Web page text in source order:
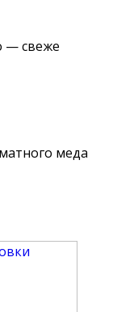
— свеже
меда